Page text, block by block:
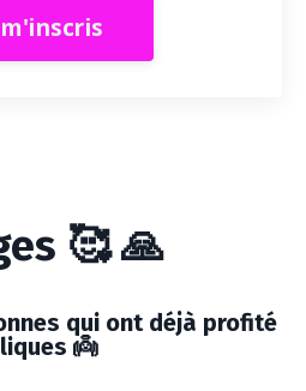
m'inscris
🥰 🙏
qui ont déjà profité
👼